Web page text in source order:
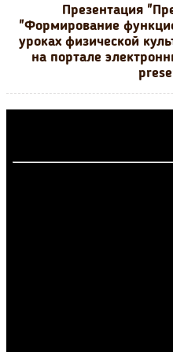
Презентация
"Формирование
уроках физической
на портале